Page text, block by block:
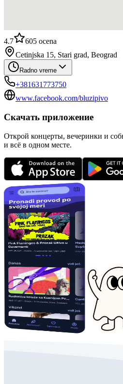
4.7 605 ocena
Cetinjska 15, Stari grad, Beograd
Radno vreme
+381631773750
www.facebook.com/bluzipivo
Скачать приложение
Открой концерты, вечеринки и
и всё в одном месте.